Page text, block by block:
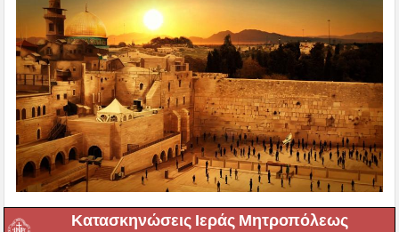
Κατασκηνώσεις Ιεράς Μητροπόλεως